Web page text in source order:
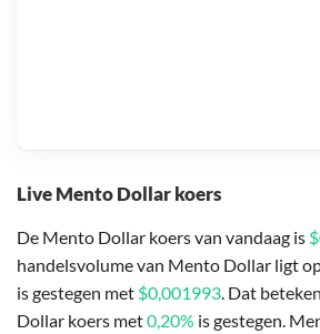
Live Mento Dollar koers
De Mento Dollar koers van vandaag is
handelsvolume van Mento Dollar ligt
is gestegen met $0,001993. Dat
Dollar koers met0,20% is gestegen.